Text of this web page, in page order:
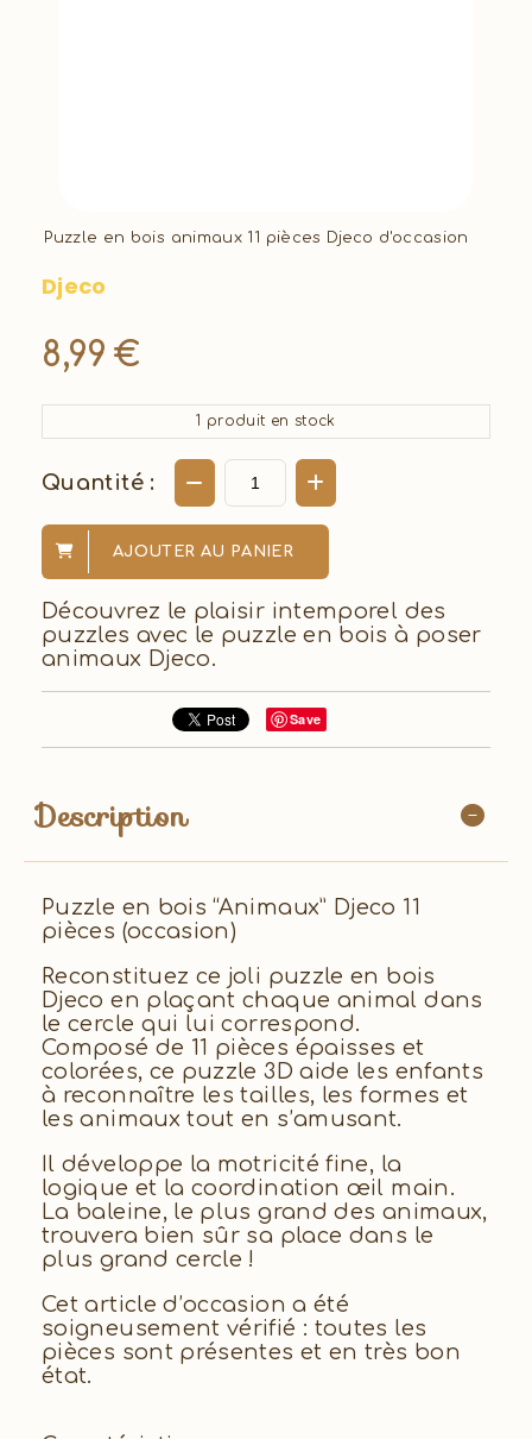
Puzzle en bois animaux 11 pièces Djeco d'occasion
Djeco
8,99 €
1 produit en stock
Quantité :
AJOUTER AU PANIER
Découvrez le plaisir intemporel des
puzzles avec le puzzle en bois à poser
animaux Djeco.
Save
Description
Puzzle en bois “Animaux” Djeco 11
pièces (occasion)
Reconstituez ce joli puzzle en bois
Djeco en plaçant chaque animal dans
le cercle qui lui correspond.
Composé de 11 pièces épaisses et
colorées, ce puzzle 3D aide les enfants
à reconnaître les tailles, les formes et
les animaux tout en s’amusant.
Il développe la motricité fine, la
logique et la coordination œil main.
La baleine, le plus grand des animaux,
trouvera bien sûr sa place dans le
plus grand cercle !
Cet article d’occasion a été
soigneusement vérifié : toutes les
pièces sont présentes et en très bon
état.